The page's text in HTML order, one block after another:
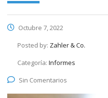
Octubre 7, 2022
Posted by: Zahler & Co.
Categoría: Informes
Sin Comentarios